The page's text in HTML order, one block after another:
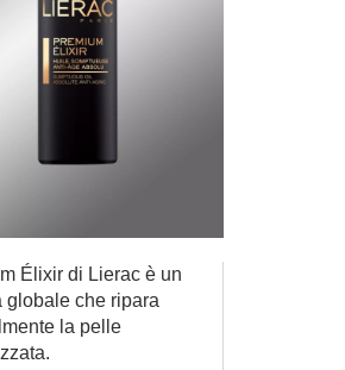
Élixir di Lierac è un
globale che ripara
la pelle